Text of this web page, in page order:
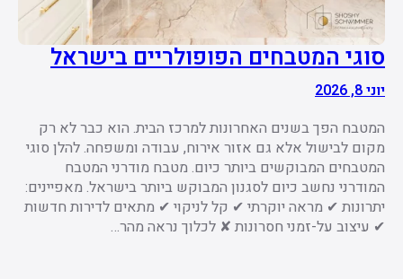
סוגי המטבחים הפופולריים בישראל
יוני 8, 2026
המטבח הפך בשנים האחרונות למרכז הבית. הוא כבר לא רק
מקום לבישול אלא גם אזור אירוח, עבודה ומשפחה. להלן סוגי
המטבחים המבוקשים ביותר כיום. מטבח מודרני המטבח
המודרני נחשב כיום לסגנון המבוקש ביותר בישראל. מאפיינים:
יתרונות ✔ מראה יוקרתי ✔ קל לניקוי ✔ מתאים לדירות חדשות
✔ עיצוב על-זמני חסרונות ✘ לכלוך נראה מהר…